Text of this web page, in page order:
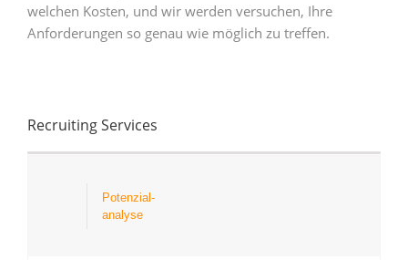
welchen Kosten, und wir werden versuchen, Ihre
Anforderungen so genau wie möglich zu treffen.
Recruiting Services
Potenzial-
analyse